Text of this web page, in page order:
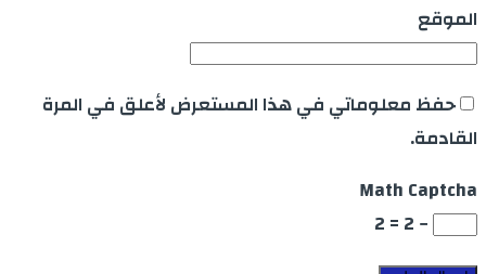
الموقع
حفظ معلوماتي في هذا المستعرض لأعلق في المرة
القادمة.
Math Captcha
− 2 = 2